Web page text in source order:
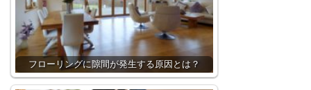
フローリングに隙間が発生する原因とは？